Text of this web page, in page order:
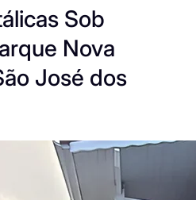
Sob
Nova
José dos